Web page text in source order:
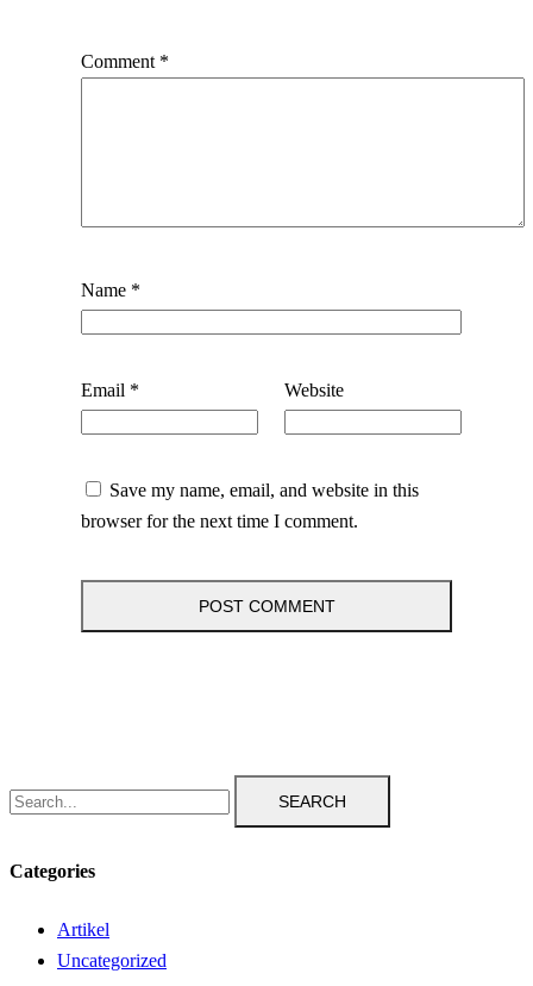
Comment *
Name *
Email * Website
Save my name, email, and website in this
browser for the next time I comment.
SEARCH
Categories
Artikel
Uncategorized